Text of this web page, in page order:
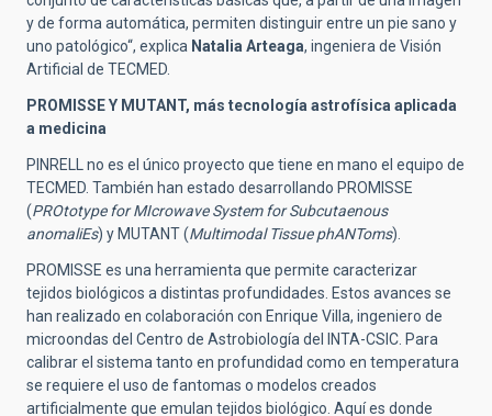
y de forma automática, permiten distinguir entre un pie sano y
uno patológico“, explica Natalia Arteaga, ingeniera de Visión
Artificial de TECMED.
PROMISSE Y MUTANT, más tecnología astrofísica aplicada
a medicina
PINRELL no es el único proyecto que tiene en mano el equipo de
TECMED. También han estado desarrollando PROMISSE
(PROtotype for MIcrowave System for Subcutaenous
anomaliEs) y MUTANT (Multimodal Tissue phANToms).
PROMISSE es una herramienta que permite caracterizar
tejidos biológicos a distintas profundidades . Estos avances se
han realizado en colaboración con Enrique Villa, ingeniero de
microondas del Centro de Astrobiología del INTA-CSIC. Para
calibrar el sistema tanto en profundidad como en temperatura
se requiere el uso de fantomas o modelos creados
artificialmente que emulan tejidos biológico. Aquí es donde